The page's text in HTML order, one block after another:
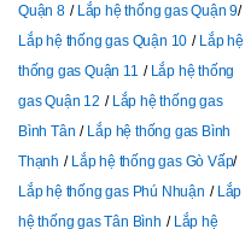
Quận 8
Lắp hệ thống gas Quận 9
Lắp hệ thống gas Quận 10
Lắp hệ
thống gas Quận 11
Lắp hệ thống
gas Quận 12
Lắp hệ thống gas
Bình Tân
Lắp hệ thống gas Bình
Thạnh
Lắp hệ thống gas Gò Vấp
Lắp hệ thống gas Phú Nhuận
Lắp
hệ thống gas Tân Bình
Lắp hệ